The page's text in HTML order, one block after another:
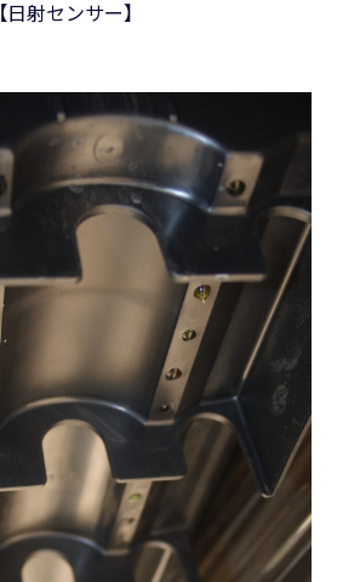
【日射センサー】